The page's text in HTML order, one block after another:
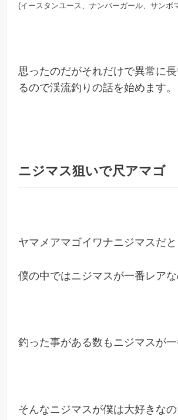
(イースタンユース、ナンバーガール、サンボ
思ったのだがそれだけで異常に
るので渓流釣りの話を始めます。
ニジマス狙いで尺アマゴ
ヤマメアマゴイワナニジマスだと
僕の中ではニジマスが一番レアな
釣った事がある数もニジマスが一
そんなニジマスが僕は大好きなの